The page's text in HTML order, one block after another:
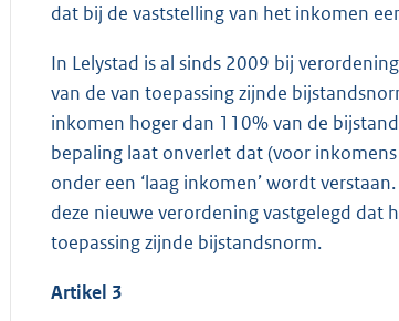
dat bij de vaststelling van het inkomen
In Lelystad is al sinds 2009 bij
van de van toepassing zijnde
inkomen hoger dan 110% van de
bepaling laat onverlet dat (voor
onder een ‘laag inkomen’ wordt
deze nieuwe verordening vastgelegd dat
toepassing zijnde bijstandsnorm.
Artikel 3